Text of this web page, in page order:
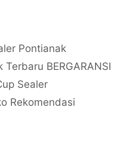
Pontianak
BERGARANSI
Sealer
Rekomendasi